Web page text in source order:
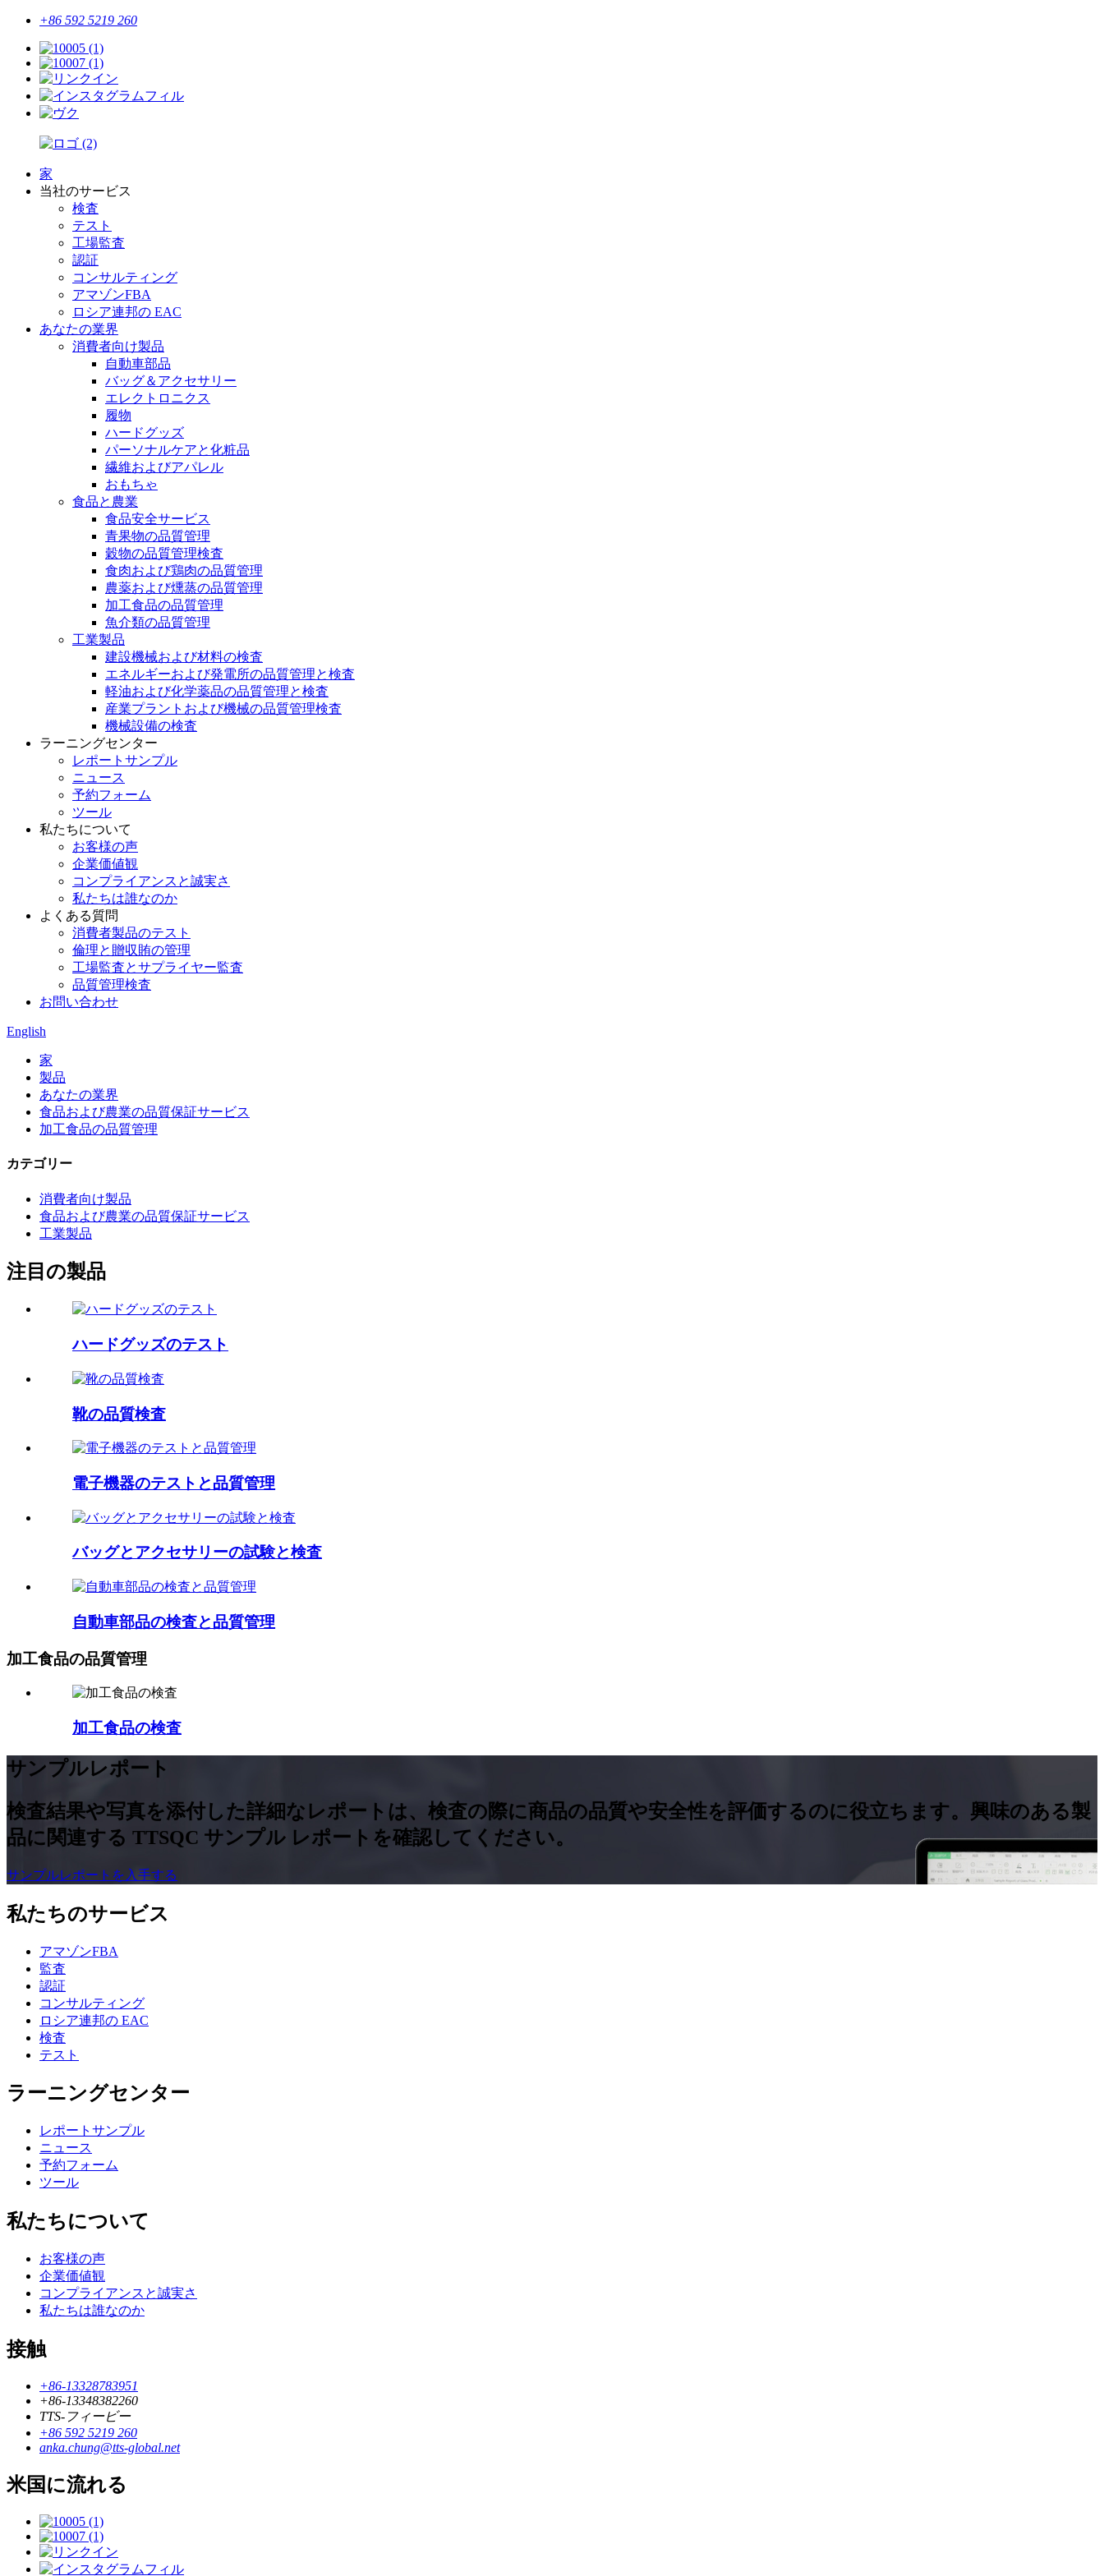
+86 592 5219 260
家
当社のサービス
検査
テスト
工場監査
認証
コンサルティング
アマゾンFBA
ロシア連邦の EAC
あなたの業界
消費者向け製品
自動車部品
バッグ＆アクセサリー
エレクトロニクス
履物
ハードグッズ
パーソナルケアと化粧品
繊維およびアパレル
おもちゃ
食品と農業
食品安全サービス
青果物の品質管理
穀物の品質管理検査
食肉および鶏肉の品質管理
農薬および燻蒸の品質管理
加工食品の品質管理
魚介類の品質管理
工業製品
建設機械および材料の検査
エネルギーおよび発電所の品質管理と検査
軽油および化学薬品の品質管理と検査
産業プラントおよび機械の品質管理検査
機械設備の検査
ラーニングセンター
レポートサンプル
ニュース
予約フォーム
ツール
私たちについて
お客様の声
企業価値観
コンプライアンスと誠実さ
私たちは誰なのか
よくある質問
消費者製品のテスト
倫理と贈収賄の管理
工場監査とサプライヤー監査
品質管理検査
お問い合わせ
English
家
製品
あなたの業界
食品および農業の品質保証サービス
加工食品の品質管理
カテゴリー
消費者向け製品
食品および農業の品質保証サービス
工業製品
注目の製品
ハードグッズのテスト
靴の品質検査
電子機器のテストと品質管理
バッグとアクセサリーの試験と検査
自動車部品の検査と品質管理
加工食品の品質管理
加工食品の検査
サンプルレポート
検査結果や写真を添付し​​た詳細なレポートは、検査の際に商品の品質や安全性を評価するのに役立ちます。興味のある製
品に関連する TTSQC サンプル レポートを確認してください。
サンプルレポートを入手する
私たちのサービス
アマゾンFBA
監査
認証
コンサルティング
ロシア連邦の EAC
検査
テスト
ラーニングセンター
レポートサンプル
ニュース
予約フォーム
ツール
私たちについて
お客様の声
企業価値観
コンプライアンスと誠実さ
私たちは誰なのか
接触
+86-13328783951
+86-13348382260
TTS-フィービー
+86 592 5219 260
anka.chung@tts-global.net
米国に流れる